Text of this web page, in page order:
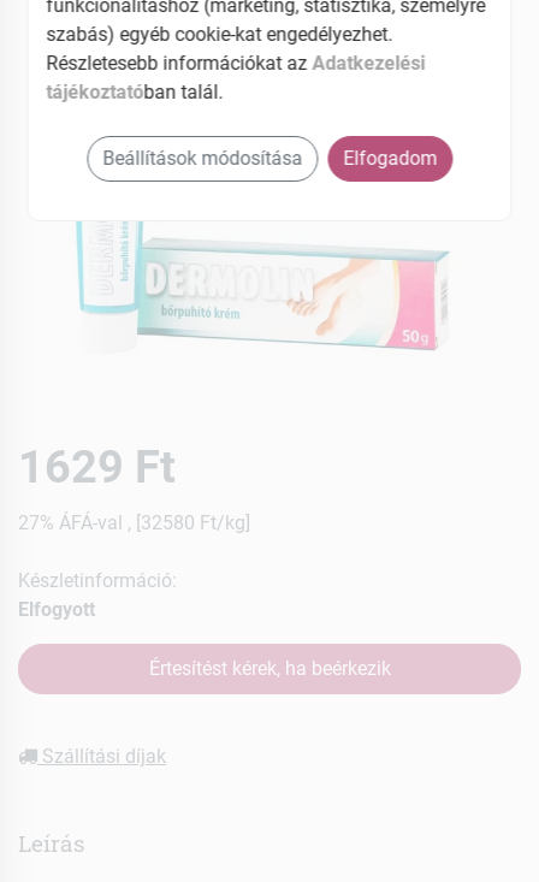
1629 Ft
27% ÁFÁ-val , [32580 Ft/kg]
Készletinformáció:
Elfogyott
Értesítést kérek, ha beérkezik
Szállítási díjak
Leírás
funkcionalitáshoz (marketing, statisztika, személyre
szabás) egyéb cookie-kat engedélyezhet.
Részletesebb információkat az Adatkezelési
tájékoztatóban talál.
Beállítások módosítása Elfogadom